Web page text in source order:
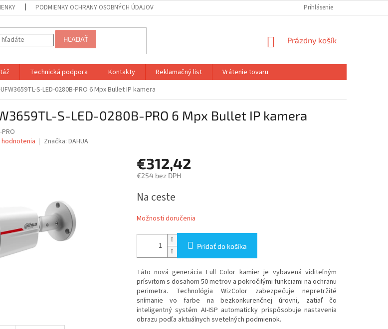
PODMIENKY OCHRANY OSOBNÝCH ÚDAJOV Prihlásenie
HĽADAŤ
NÁKUPNÝ
Prázdny košík
Technická podpora Kontakty Reklamačný list
Vrátenie tovaru
S-LED-0280B-PRO 6 Mpx Bullet IP kamera
S-LED-0280B-PRO 6 Mpx Bullet IP kamera
Značka: DAHUA
€312,42
€254 bez DPH
cena:
Na ceste
Možnosti doručenia
Pridať do košíka
Táto nová generácia Full Color kamier je vybavená viditeľným
prísvitom s dosahom 50 metrov a pokročilými funkciami na ochranu
perimetra. Technológia WizColor zabezpečuje nepretržité
snímanie vo farbe na bezkonkurenčnej úrovni, zatiaľ čo
inteligentný systém AI-ISP automaticky prispôsobuje nastavenia
obrazu podľa aktuálnych svetelných podmienok.